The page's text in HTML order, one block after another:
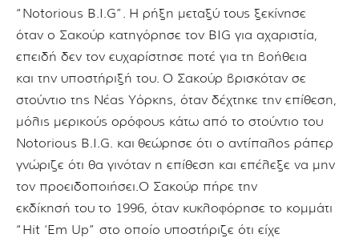
“Notorious B.I.G”. Η ρήξη μεταξύ τους ξεκίνησε
όταν o Σακούρ κατηγόρησε τον BIG για αχαριστία,
επειδή δεν τον ευχαρίστησε ποτέ για τη βοήθεια
και την υποστήριξή του. Ο Σακούρ βρισκόταν σε
στούντιο της Νέας Υόρκης, όταν δέχτηκε την επίθεση,
μόλις μερικούς ορόφους κάτω από το στούντιο του
Notorious B.I.G. και θεώρησε ότι ο αντίπαλος ράπερ
γνώριζε ότι θα γινόταν η επίθεση και επέλεξε να μην
τον προειδοποιήσει.Ο Σακούρ πήρε την
εκδίκησή του το 1996, όταν κυκλοφόρησε το κομμάτι
“Hit ‘Em Up” στο οποίο υποστήριζε ότι είχε